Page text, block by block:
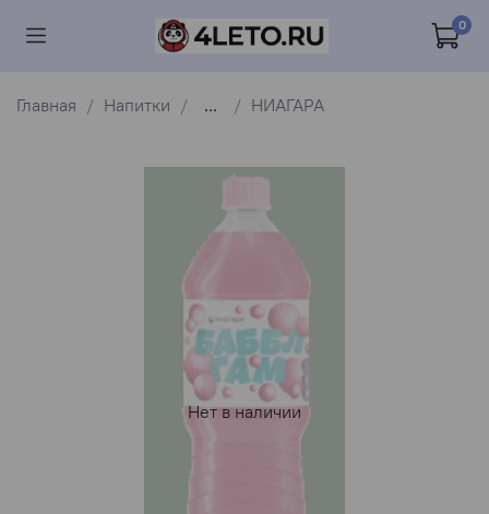
0
Главная Напитки ... НИАГАРА
Нет в наличии